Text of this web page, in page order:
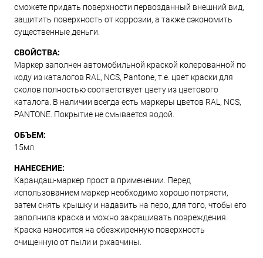
сможете придать поверхности первозданный внешний вид,
защитить поверхность от коррозии, а также сэкономить
существенные деньги.
СВОЙСТВА:
Маркер заполнен автомобильной краской колерованной по
коду из каталогов RAL, NCS, Pantone, т.е. цвет краски для
сколов полностью соответствует цвету из цветового
каталога. В наличии всегда есть маркеры цветов RAL, NCS,
PANTONE. Покрытие не смывается водой.
ОБЪЕМ:
15мл
НАНЕСЕНИЕ:
Карандаш-маркер прост в применении. Перед
использованием маркер необходимо хорошо потрясти,
затем снять крышку и надавить на перо, для того, чтобы его
заполнила краска и можно закрашивать повреждения.
Краска наносится на обезжиренную поверхность
очищенную от пыли и ржавчины.